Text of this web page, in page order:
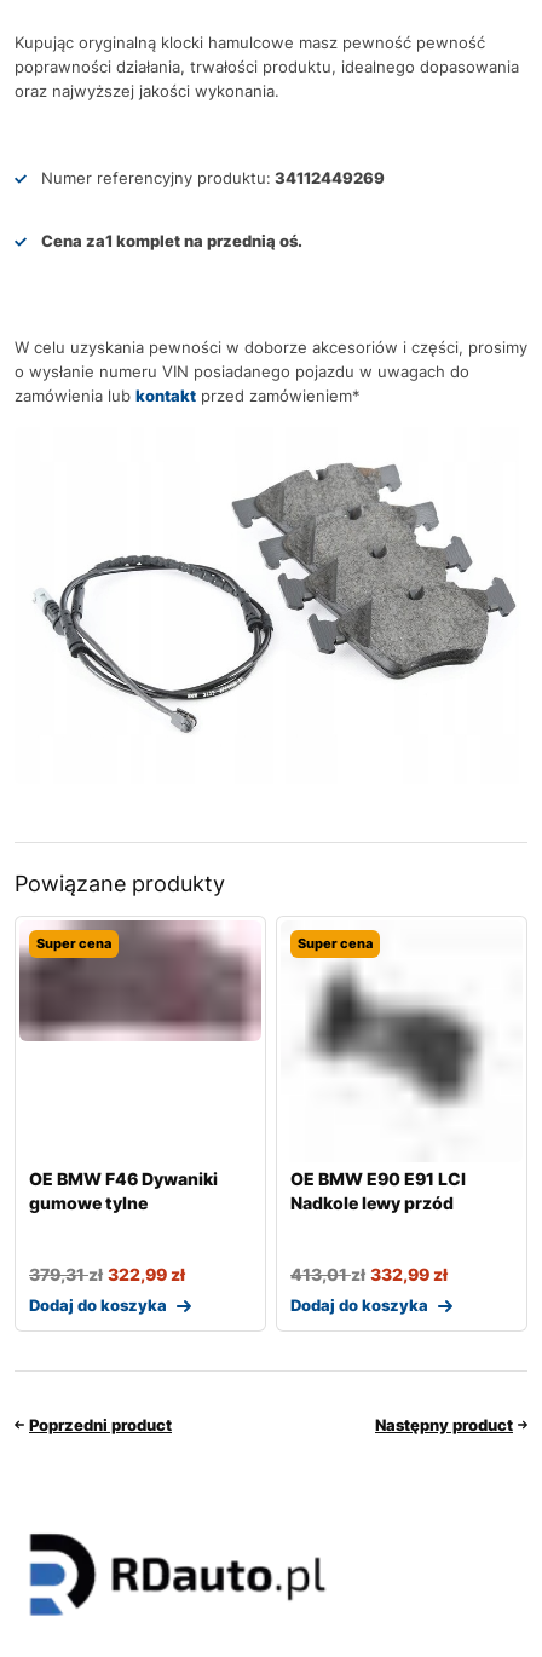
Kupując oryginalną klocki hamulcowe masz pewność pewność
poprawności działania, trwałości produktu, idealnego dopasowania
oraz najwyższej jakości wykonania.
Numer referencyjny produktu: 34112449269
Cena za1 komplet na przednią oś.
W celu uzyskania pewności w doborze akcesoriów i części, prosimy
o wysłanie numeru VIN posiadanego pojazdu w uwagach do
zamówienia lub kontakt przed zamówieniem*
Powiązane produkty
Super cena
OE BMW F46 Dywaniki
gumowe tylne
379,31zł 322,99zł
Dodaj do koszyka
Super cena
OE BMW E90 E91 LCI
Nadkole lewy przód
413,01zł 332,99zł
Dodaj do koszyka
Poprzedni product Następny product